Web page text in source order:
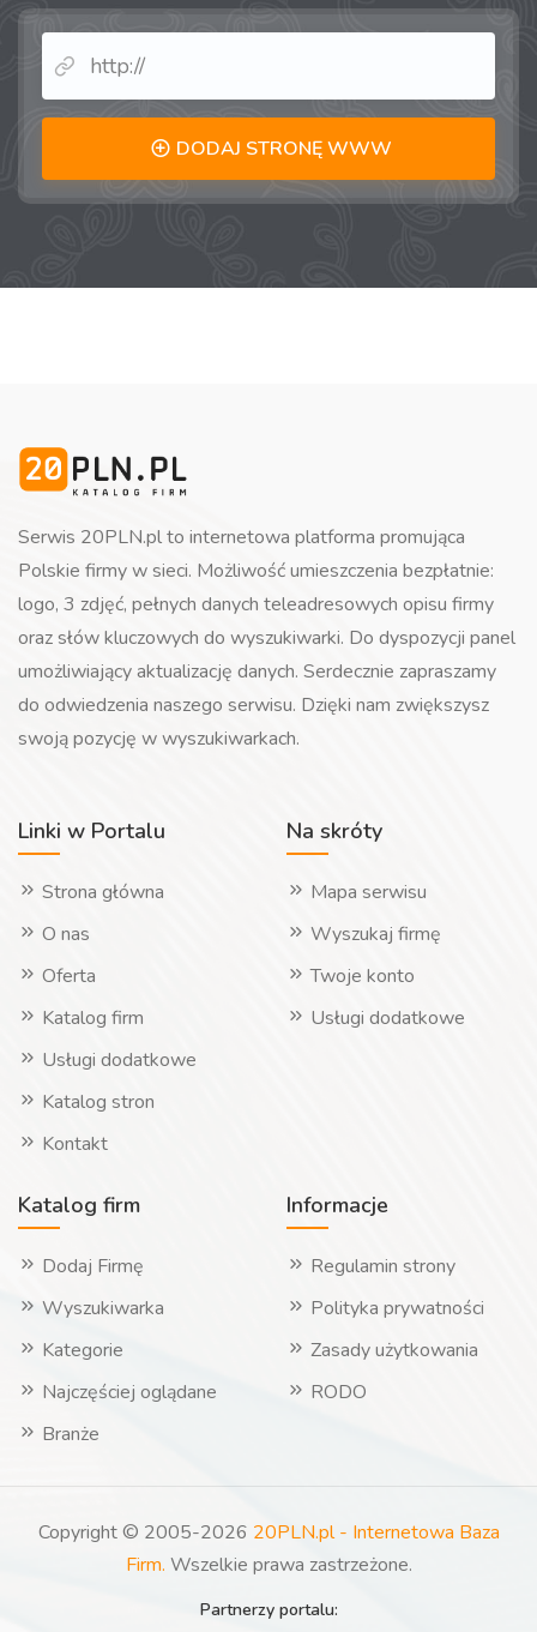
DODAJ STRONĘ WWW
Serwis 20PLN.pl to internetowa platforma promująca
Polskie firmy w sieci. Możliwość umieszczenia bezpłatnie:
logo, 3 zdjęć, pełnych danych teleadresowych opisu firmy
oraz słów kluczowych do wyszukiwarki. Do dyspozycji panel
umożliwiający aktualizację danych. Serdecznie zapraszamy
do odwiedzenia naszego serwisu. Dzięki nam zwiększysz
swoją pozycję w wyszukiwarkach.
Linki w Portalu
Strona główna
O nas
Oferta
Katalog firm
Usługi dodatkowe
Katalog stron
Kontakt
Na skróty
Mapa serwisu
Wyszukaj firmę
Twoje konto
Usługi dodatkowe
Katalog firm
Dodaj Firmę
Wyszukiwarka
Kategorie
Najczęściej oglądane
Branże
Informacje
Regulamin strony
Polityka prywatności
Zasady użytkowania
RODO
Copyright © 2005-2026 20PLN.pl - Internetowa Baza
Firm. Wszelkie prawa zastrzeżone.
Partnerzy portalu: